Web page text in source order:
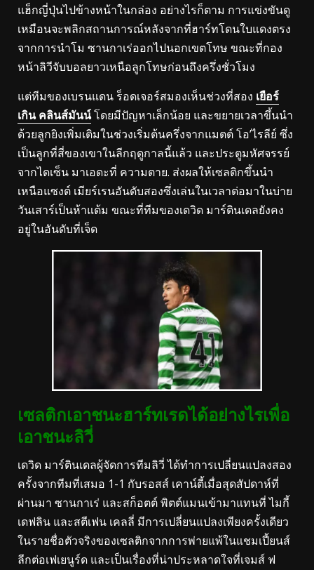
แฮ็กญี่ปุ่นไปข้างหน้าในกล่อง อย่างไรก็ตาม การแข่งขันดู
เหมือนจะพลิกสถานการณ์หลังจากที่ฮาร์ทโดนใบแดงตรง
จากการนำโม ซานกาเร่ออกไปนอกเขตโทษ ขณะที่กอง
หน้าลิวีจับบอลยาวเหนือลูกโทษก่อนถึงครึ่งชั่วโมง
แต่ทีมของเบรนแดน ร็อดเจอร์สมองเห็นช่วงที่สอง เยือร์
เกิน คลินส์มันน์โดยมีปัญหาเล็กน้อย และขยายเวลาขึ้นนำ
ด้วยลูกยิงเพิ่มเติมในช่วงเริ่มต้นครึ่งจากแมตต์ โอ’ไรลีย์ ซึ่ง
เป็นลูกที่สี่ของเขาในลีกฤดูกาลนี้แล้ว และประตูมหัศจรรย์
จากไดเซ็น มาเอดะที่ ความตาย. ส่งผลให้เซลติกขึ้นนำ
เหนือแซงต์ เมียร์เรนอันดับสองซึ่งเล่นในเวลาต่อมาในบ่าย
วันเสาร์เป็นห้าแต้ม ขณะที่ทีมของเดวิด มาร์ตินเดลยังคง
อยู่ในอันดับที่เจ็ด
เซลติกเอาชนะฮาร์ทเรดได้อย่างไรเพื่อ
เอาชนะลิวี่
เดวิด มาร์ตินเดลผู้จัดการทีมลิวี่ ได้ทำการเปลี่ยนแปลงสอง
ครั้งจากทีมที่เสมอ 1-1 กับรอสส์ เคาน์ตี้เมื่อสุดสัปดาห์ที่
ผ่านมา ซานกาเร่ และสก็อตต์ พิตต์แมนเข้ามาแทนที่ ไมกี้
เดฟลิน และสตีเฟน เคลลี่ มีการเปลี่ยนแปลงเพียงครั้งเดียว
ในรายชื่อตัวจริงของเซลติกจากการพ่ายแพ้ในแชมเปี้ยนส์
ลีกต่อเฟเยนูร์ด และเป็นเรื่องที่น่าประหลาดใจที่เจมส์ ฟ